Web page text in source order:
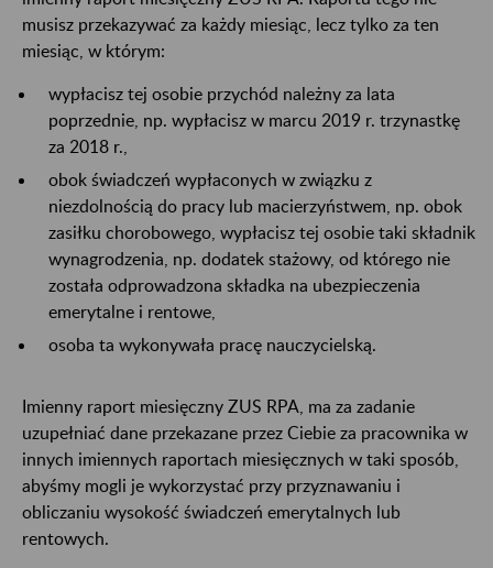
musisz przekazywać za każdy miesiąc, lecz tylko za ten
miesiąc, w którym:
wypłacisz tej osobie przychód należny za lata
poprzednie, np. wypłacisz w marcu 2019 r. trzynastkę
za 2018 r.,
obok świadczeń wypłaconych w związku z
niezdolnością do pracy lub macierzyństwem, np. obok
zasiłku chorobowego, wypłacisz tej osobie taki składnik
wynagrodzenia, np. dodatek stażowy, od którego nie
została odprowadzona składka na ubezpieczenia
emerytalne i rentowe,
osoba ta wykonywała pracę nauczycielską.
Imienny raport miesięczny ZUS RPA, ma za zadanie
uzupełniać dane przekazane przez Ciebie za pracownika w
innych imiennych raportach miesięcznych w taki sposób,
abyśmy mogli je wykorzystać przy przyznawaniu i
obliczaniu wysokość świadczeń emerytalnych lub
rentowych.